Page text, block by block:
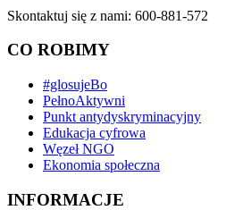
Skontaktuj się z nami: 600-881-572
CO ROBIMY
#glosujeBo
PełnoAktywni
Punkt antydyskryminacyjny
Edukacja cyfrowa
Węzeł NGO
Ekonomia społeczna
INFORMACJE